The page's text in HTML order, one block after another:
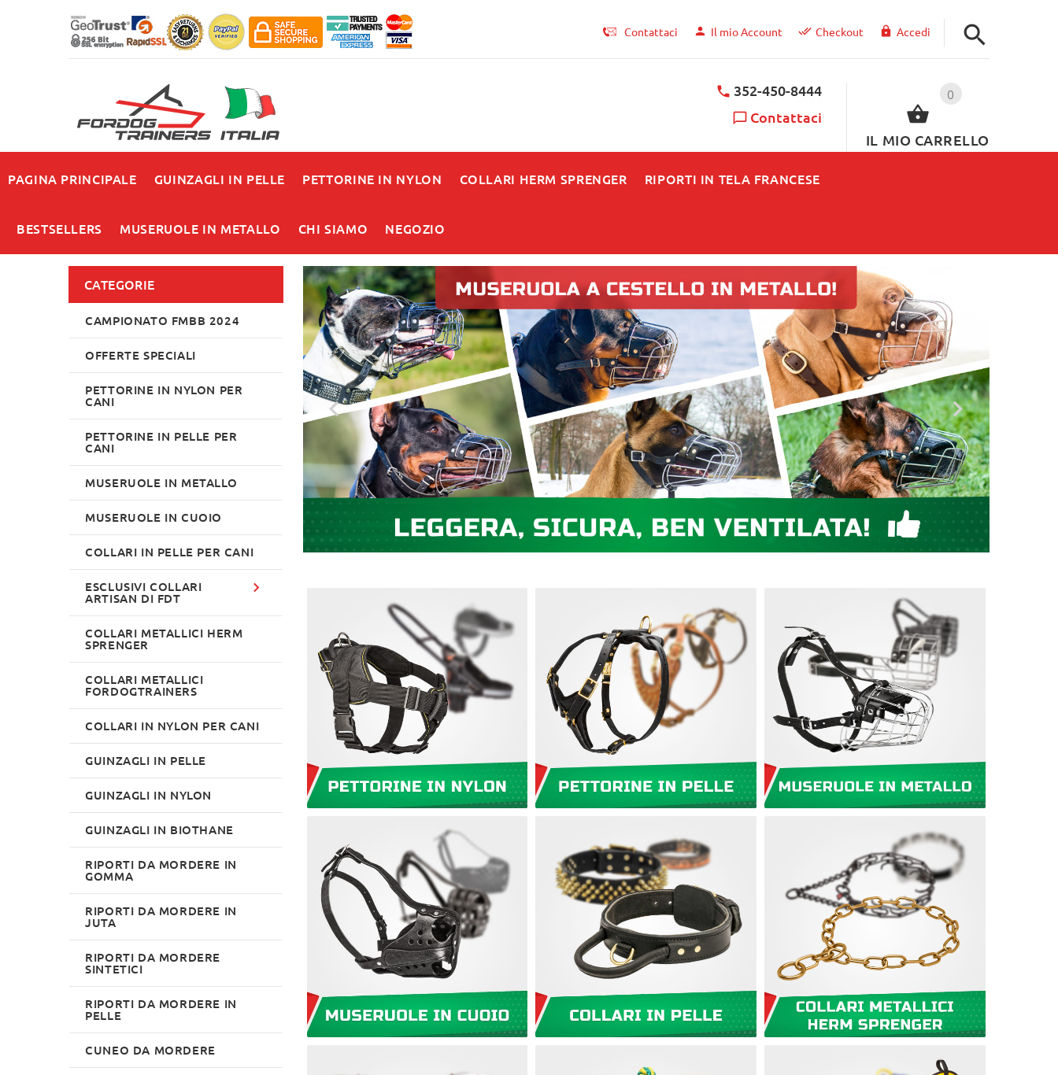
Contattaci Il mio Account Checkout Accedi
0
IL MIO CARRELLO
352-450-8444
Contattaci
PAGINA PRINCIPALE GUINZAGLI IN PELLE PETTORINE IN NYLON COLLARI HERM SPRENGER RIPORTI IN TELA FRANCESE
BESTSELLERS MUSERUOLE IN METALLO CHI SIAMO NEGOZIO
CATEGORIE
CAMPIONATO FMBB 2024
OFFERTE SPECIALI
PETTORINE IN NYLON PER
CANI
PETTORINE IN PELLE PER
CANI
MUSERUOLE IN METALLO
MUSERUOLE IN CUOIO
COLLARI IN PELLE PER CANI
ESCLUSIVI COLLARI
ARTISAN DI FDT
COLLARI METALLICI HERM
SPRENGER
COLLARI METALLICI
FORDOGTRAINERS
COLLARI IN NYLON PER CANI
GUINZAGLI IN PELLE
GUINZAGLI IN NYLON
GUINZAGLI IN BIOTHANE
RIPORTI DA MORDERE IN
GOMMA
RIPORTI DA MORDERE IN
JUTA
RIPORTI DA MORDERE
SINTETICI
RIPORTI DA MORDERE IN
PELLE
CUNEO DA MORDERE